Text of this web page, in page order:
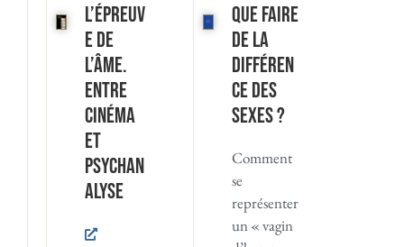
L’Épreuv
e de
l’âme.
Entre
cinéma
et
psychan
alyse
Que faire
de la
différen
ce des
sexes ?
Comment
se
représenter
un « vagin